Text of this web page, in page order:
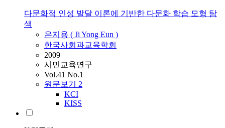
다문화적 인성 발달 이론에 기반한 다문화 학습 모형 탐
색
은지용 ( Ji Yong Eun )
한국사회과교육학회
2009
시민교육연구
Vol.41 No.1
원문보기 2
KCI
KISS